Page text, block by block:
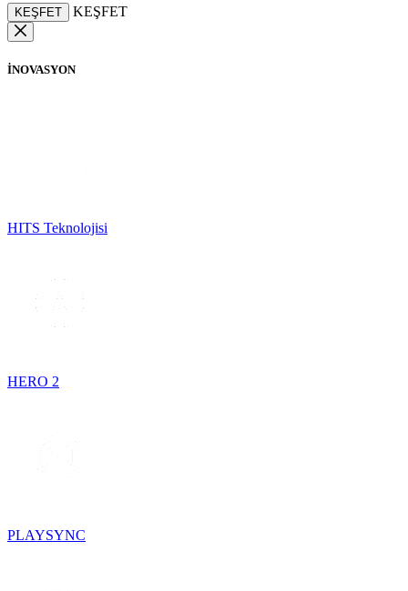
KEŞFET KEŞFET
İNOVASYON
HITS Teknolojisi
HERO 2
PLAYSYNC